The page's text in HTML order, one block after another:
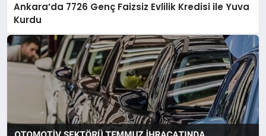
Ankara’da 7726 Genç Faizsiz Evlilik Kredisi ile Yuva
Kurdu